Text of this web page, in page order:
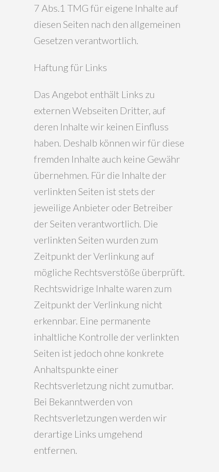
7 Abs.1 TMG für eigene Inhalte auf
diesen Seiten nach den allgemeinen
Gesetzen verantwortlich.
Haftung für Links
Das Angebot enthält Links zu
externen Webseiten Dritter, auf
deren Inhalte wir keinen Einfluss
haben. Deshalb können wir für diese
fremden Inhalte auch keine Gewähr
übernehmen. Für die Inhalte der
verlinkten Seiten ist stets der
jeweilige Anbieter oder Betreiber
der Seiten verantwortlich. Die
verlinkten Seiten wurden zum
Zeitpunkt der Verlinkung auf
mögliche Rechtsverstöße überprüft.
Rechtswidrige Inhalte waren zum
Zeitpunkt der Verlinkung nicht
erkennbar. Eine permanente
inhaltliche Kontrolle der verlinkten
Seiten ist jedoch ohne konkrete
Anhaltspunkte einer
Rechtsverletzung nicht zumutbar.
Bei Bekanntwerden von
Rechtsverletzungen werden wir
derartige Links umgehend
entfernen.